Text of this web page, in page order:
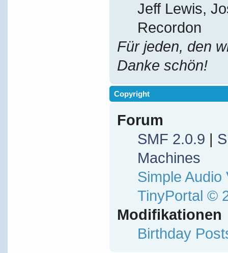
Jeff Lewis,
Recordon
Für jeden, den
Danke schön!
Copyright
Forum
SMF 2.0.9 |
Machines
Simple Audio
TinyPortal ©
Modifikationen
Birthday